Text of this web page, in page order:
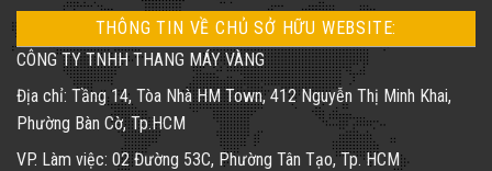
THÔNG TIN VỀ CHỦ SỞ HỮU WEBSITE:
CÔNG TY TNHH THANG MÁY VÀNG
Địa chỉ: Tầng 14, Tòa Nhà HM Town, 412 Nguyễn Thị Minh Khai,
Phường Bàn Cờ, Tp.HCM
VP. Làm việc: 02 Đường 53C, Phường Tân Tạo, Tp. HCM